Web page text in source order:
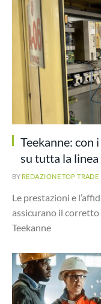
Teekanne: con
su tutta la
BY REDAZIONE TOP TRADE
Le prestazioni e
assicurano il
Teekanne